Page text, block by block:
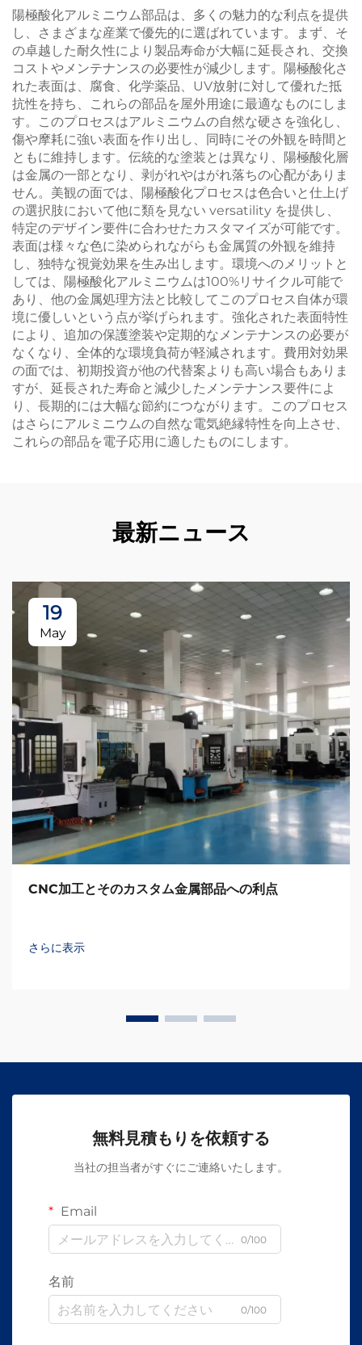
陽極酸化アルミニウム部品は、多くの魅力的な利点を提供
し、さまざまな産業で優先的に選ばれています。まず、そ
の卓越した耐久性により製品寿命が大幅に延長され、交換
コストやメンテナンスの必要性が減少します。陽極酸化さ
れた表面は、腐食、化学薬品、UV放射に対して優れた抵
抗性を持ち、これらの部品を屋外用途に最適なものにしま
す。このプロセスはアルミニウムの自然な硬さを強化し、
傷や摩耗に強い表面を作り出し、同時にその外観を時間と
ともに維持します。伝統的な塗装とは異なり、陽極酸化層
は金属の一部となり、剥がれやはがれ落ちの心配がありま
せん。美観の面では、陽極酸化プロセスは色合いと仕上げ
の選択肢において他に類を見ない versatility を提供し、
特定のデザイン要件に合わせたカスタマイズが可能です。
表面は様々な色に染められながらも金属質の外観を維持
し、独特な視覚効果を生み出します。環境へのメリットと
しては、陽極酸化アルミニウムは100%リサイクル可能で
あり、他の金属処理方法と比較してこのプロセス自体が環
境に優しいという点が挙げられます。強化された表面特性
により、追加の保護塗装や定期的なメンテナンスの必要が
なくなり、全体的な環境負荷が軽減されます。費用対効果
の面では、初期投資が他の代替案よりも高い場合もありま
すが、延長された寿命と減少したメンテナンス要件によ
り、長期的には大幅な節約につながります。このプロセス
はさらにアルミニウムの自然な電気絶縁特性を向上させ、
これらの部品を電子応用に適したものにします。
最新ニュース
19
May
CNC加工とそのカスタム金属部品への利点
さらに表示
無料見積もりを依頼する
当社の担当者がすぐにご連絡いたします。
Email
0/100
名前
0/100